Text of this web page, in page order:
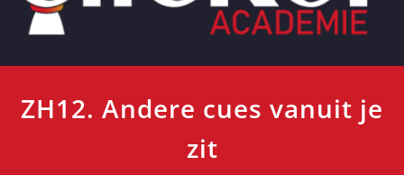
ZH12. Andere cues vanuit je
zit